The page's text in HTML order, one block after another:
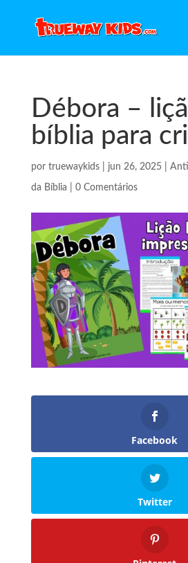
Débora –
bíblia para
por truewaykids| jun 26, 2025|
da Bíblia 0 Comentários
Facebook
Twitter